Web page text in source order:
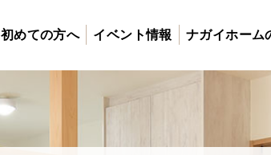
初めての方へ イベント情報 ナガイホーム